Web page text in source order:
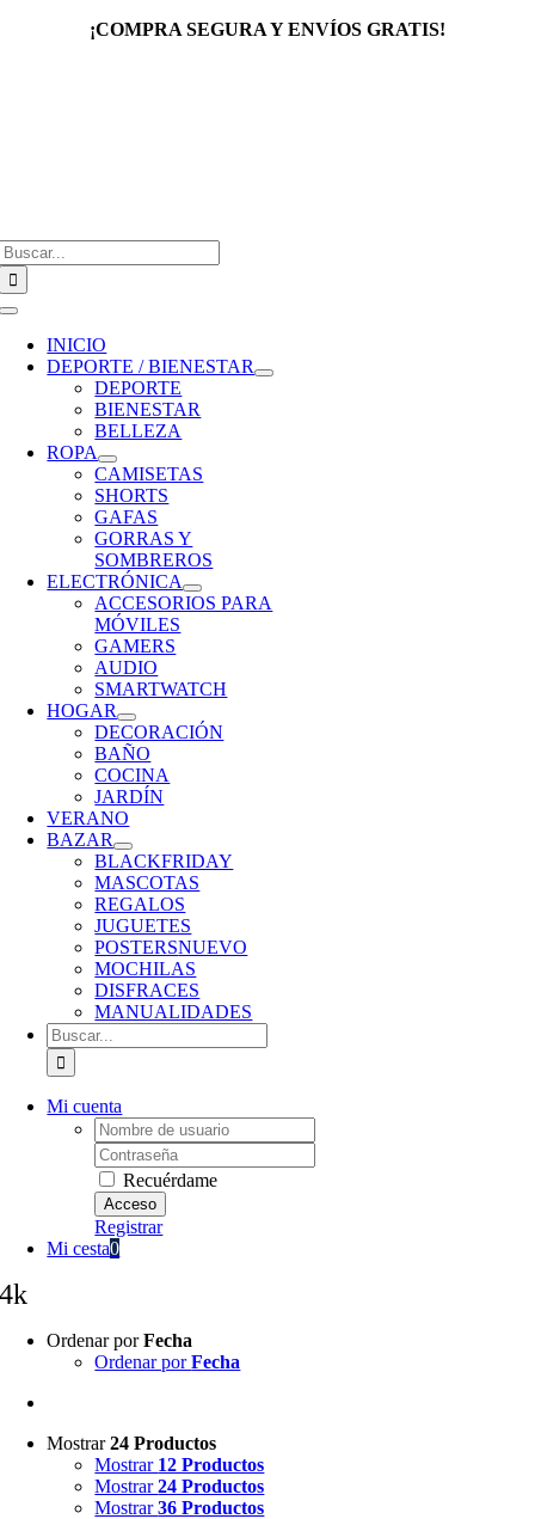
¡COMPRA SEGURA Y ENVÍOS GRATIS!
Toggle
Navigation
INICIO
DEPORTE / BIENESTAR
DEPORTE
BIENESTAR
BELLEZA
ROPA
CAMISETAS
SHORTS
GAFAS
GORRAS Y
SOMBREROS
ELECTRÓNICA
ACCESORIOS PARA
MÓVILES
GAMERS
AUDIO
SMARTWATCH
HOGAR
DECORACIÓN
BAÑO
COCINA
JARDÍN
VERANO
BAZAR
BLACKFRIDAY
MASCOTAS
REGALOS
JUGUETES
POSTERSNUEVO
MOCHILAS
DISFRACES
MANUALIDADES
Buscar:
Mi cuenta
Username:
Password:
Recuérdame
Registrar
Mi cesta0
4k
Ordenar porFecha
Ordenar porFecha
Mostrar24 Productos
Mostrar 12 Productos
Mostrar24 Productos
Mostrar36 Productos